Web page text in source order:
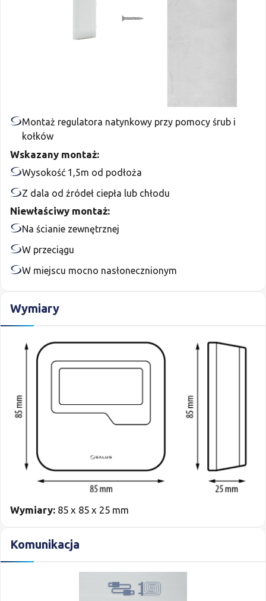
Montaż regulatora natynkowy przy pomocy śrub i
kołków
Wskazany montaż:
Wysokość 1,5m od podłoża
Z dala od źródeł ciepła lub chłodu
Niewłaściwy montaż:
Na ścianie zewnętrznej
W przeciągu
W miejscu mocno nasłonecznionym
Wymiary
Wymiary: 85 x 85 x 25 mm
Komunikacja